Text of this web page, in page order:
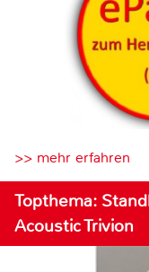
>> mehr erfahren
Topthema:
Acoustic Trivion